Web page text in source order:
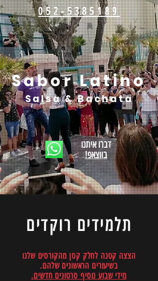
052-5385189
Sabor Latino
Salsa & Bachata
דברואיתנו
!בווצאפ
תלמידים רוקדים
הצצה קטנה לחלק קטן מהקורסים שלנו
בשיעורים הראשונים שלהם.
מידי שבוע נוסיף סרטונים חדשים.